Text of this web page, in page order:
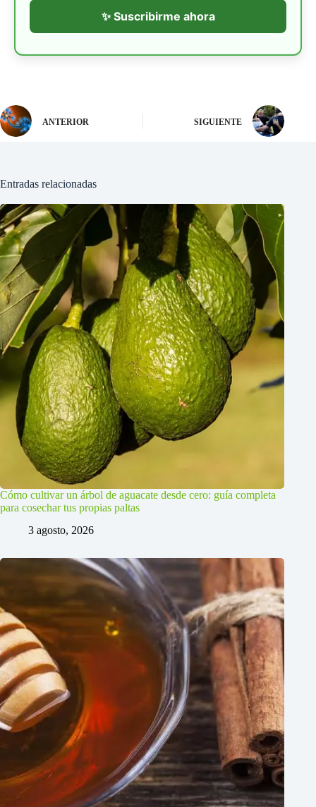
✨ Suscribirme ahora
ANTERIOR SIGUIENTE
Entradas relacionadas
Cómo cultivar un árbol de aguacate desde cero: guía completa
para cosechar tus propias paltas
3 agosto, 2026